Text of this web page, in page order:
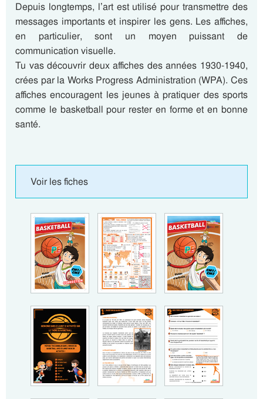
Depuis longtemps, l’art est utilisé pour transmettre des
messages importants et inspirer les gens. Les affiches,
en particulier, sont un moyen puissant de
communication visuelle.
Tu vas découvrir deux affiches des années 1930-1940,
crées par la Works Progress Administration (WPA). Ces
affiches encouragent les jeunes à pratiquer des sports
comme le basketball pour rester en forme et en bonne
santé.
Voir les fiches